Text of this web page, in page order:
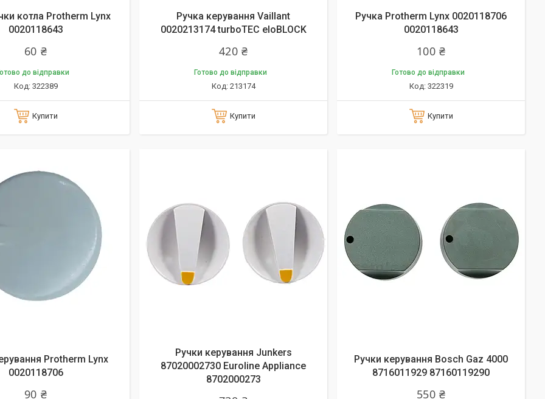
котла Protherm Lynx
0020118643
60 ₴
до відправки
322389
Купити
Ручка керування Vaillant
0020213174 turboTEC eloBLOCK
420 ₴
Готово до відправки
213174
Купити
Ручка Protherm Lynx 0020118706
0020118643
100 ₴
Готово до відправки
322319
Купити
Protherm Lynx
0020118706
90 ₴
Ручки керування Junkers
87020002730 Euroline Appliance
8702000273
Ручки керування Bosch Gaz 4000
8716011929 87160119290
550 ₴